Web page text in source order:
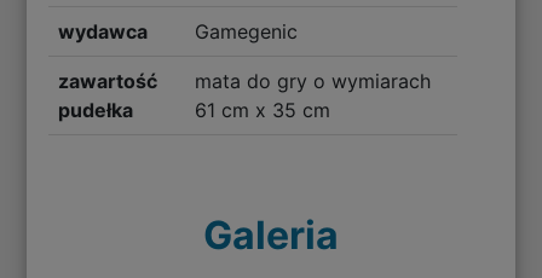
wydawca Gamegenic
zawartość
pudełka
mata do gry o wymiarach
61 cm x 35 cm
Galeria